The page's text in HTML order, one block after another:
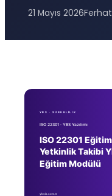
21 Mayıs 2026